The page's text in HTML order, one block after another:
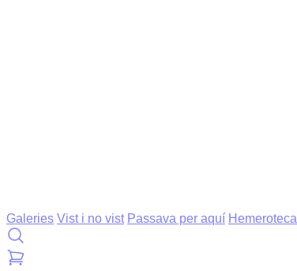
Galeries Vist i no vist Passava per aquí Hemeroteca